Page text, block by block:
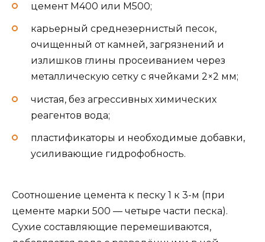
цемент М400 или М500;
карьерный среднезернистый песок,
очищенный от камней, загрязнений и
излишков глины просеиванием через
металлическую сетку с ячейками 2×2 мм;
чистая, без агрессивных химических
реагентов вода;
пластификаторы и необходимые добавки,
усиливающие гидрофобность.
Соотношение цемента к песку 1 к 3-м (при
цементе марки 500 — четыре части песка).
Сухие составляющие перемешиваются,